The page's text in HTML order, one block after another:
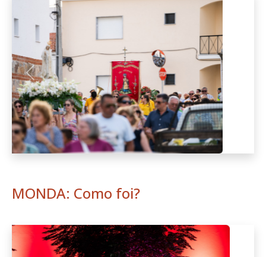
Anterior
MONDA: Como foi?